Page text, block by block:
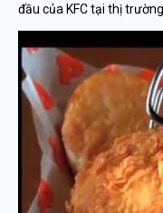
đầu của KFC tại thị